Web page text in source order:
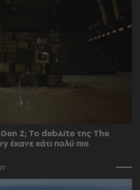
Z; Το debAIte της The
κάτι πολύ πιο